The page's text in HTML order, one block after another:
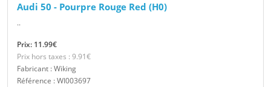
Audi 50 - Pourpre Rouge Red (H0)
..
Prix: 11.99€
Prix hors taxes : 9.91€
Fabricant : Wiking
Référence : WI003697